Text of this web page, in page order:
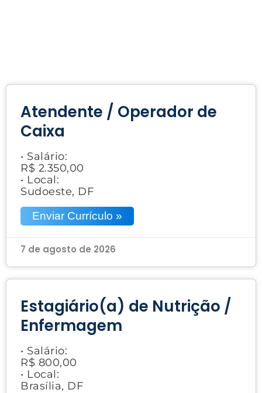
Atendente / Operador de
Caixa
• Salário:
R$ 2.350,00
• Local:
Sudoeste, DF
Enviar Currículo »
7 de agosto de 2026
Estagiário(a) de Nutrição /
Enfermagem
• Salário:
R$ 800,00
• Local:
Brasília, DF